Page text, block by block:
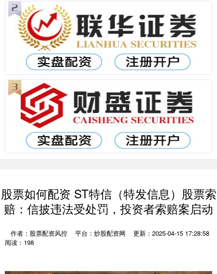
股票如何配资 ST特信（特发信息）股票索
赔：信披违法受处罚，投资者索赔案启动
作者：股票配资风控 平台：炒股配资网
更新：2025-04-15 17:28:58
阅读：198